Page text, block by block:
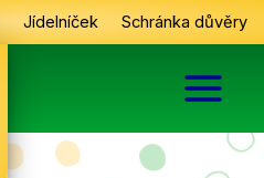
Jídelníček Schránka důvěry